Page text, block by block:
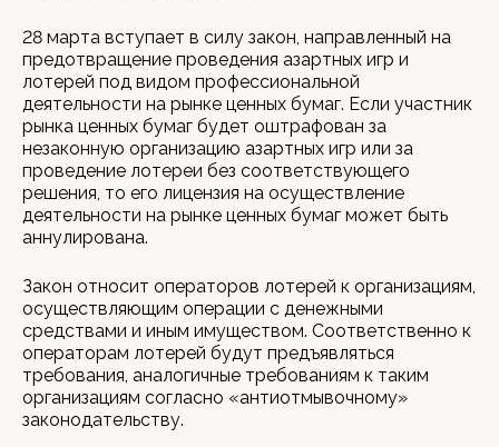
28 марта вступает в силу закон, направленный на
предотвращение проведения азартных игр и
лотерей под видом профессиональной
деятельности на рынке ценных бумаг. Если участник
рынка ценных бумаг будет оштрафован за
незаконную организацию азартных игр или за
проведение лотереи без соответствующего
решения, то его лицензия на осуществление
деятельности на рынке ценных бумаг может быть
аннулирована.
Закон относит операторов лотерей к организациям,
осуществляющим операции с денежными
средствами и иным имуществом. Соответственно к
операторам лотерей будут предъявляться
требования, аналогичные требованиям к таким
организациям согласно «антиотмывочному»
законодательству.